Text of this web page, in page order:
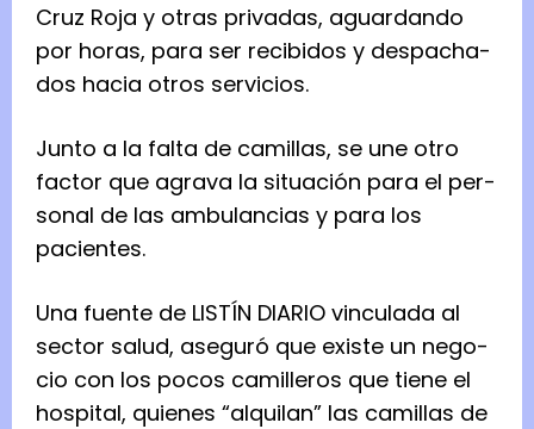
Cruz Roja y otras pri­va­das, aguar­dando
por horas, para ser reci­bi­dos y des­pa­cha­
dos hacia otros ser­vi­cios.
Junto a la falta de cami­llas, se une otro
fac­tor que agrava la situa­ción para el per­
so­nal de las ambu­lan­cias y para los
pacien­tes.
Una fuente de LISTÍN DIARIO vin­cu­lada al
sec­tor salud, ase­guró que existe un nego­
cio con los pocos cami­lle­ros que tiene el
hos­pi­tal, quie­nes “alqui­lan” las cami­llas de